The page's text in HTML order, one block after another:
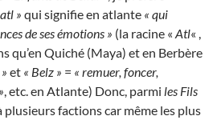
» qui signifie en atlante « qui
de ses émotions » (la racine « Atl« ,
qu’en Quiché (Maya) et en Berbère
et « Belz » = « remuer, foncer,
, etc. en Atlante) Donc, parmi les Fils
plusieurs factions car même les plus